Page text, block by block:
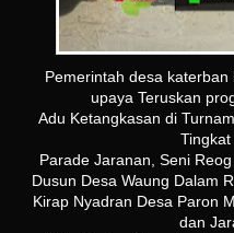
Pemerintah desa
upaya Teruskan
Adu Ketangkasan di
Parade Jaranan, Seni
Dusun Desa Waung Dalam
Kirap Nyadran Desa Paron
dan